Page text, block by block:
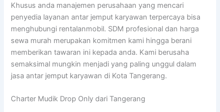
Khusus anda manajemen perusahaan yang mencari
penyedia layanan antar jemput karyawan terpercaya bisa
menghubungi rentalanmobil. SDM profesional dan harga
sewa murah merupakan komitmen kami hingga berani
memberikan tawaran ini kepada anda. Kami berusaha
semaksimal mungkin menjadi yang paling unggul dalam
jasa antar jemput karyawan di Kota Tangerang.
Charter Mudik Drop Only dari Tangerang